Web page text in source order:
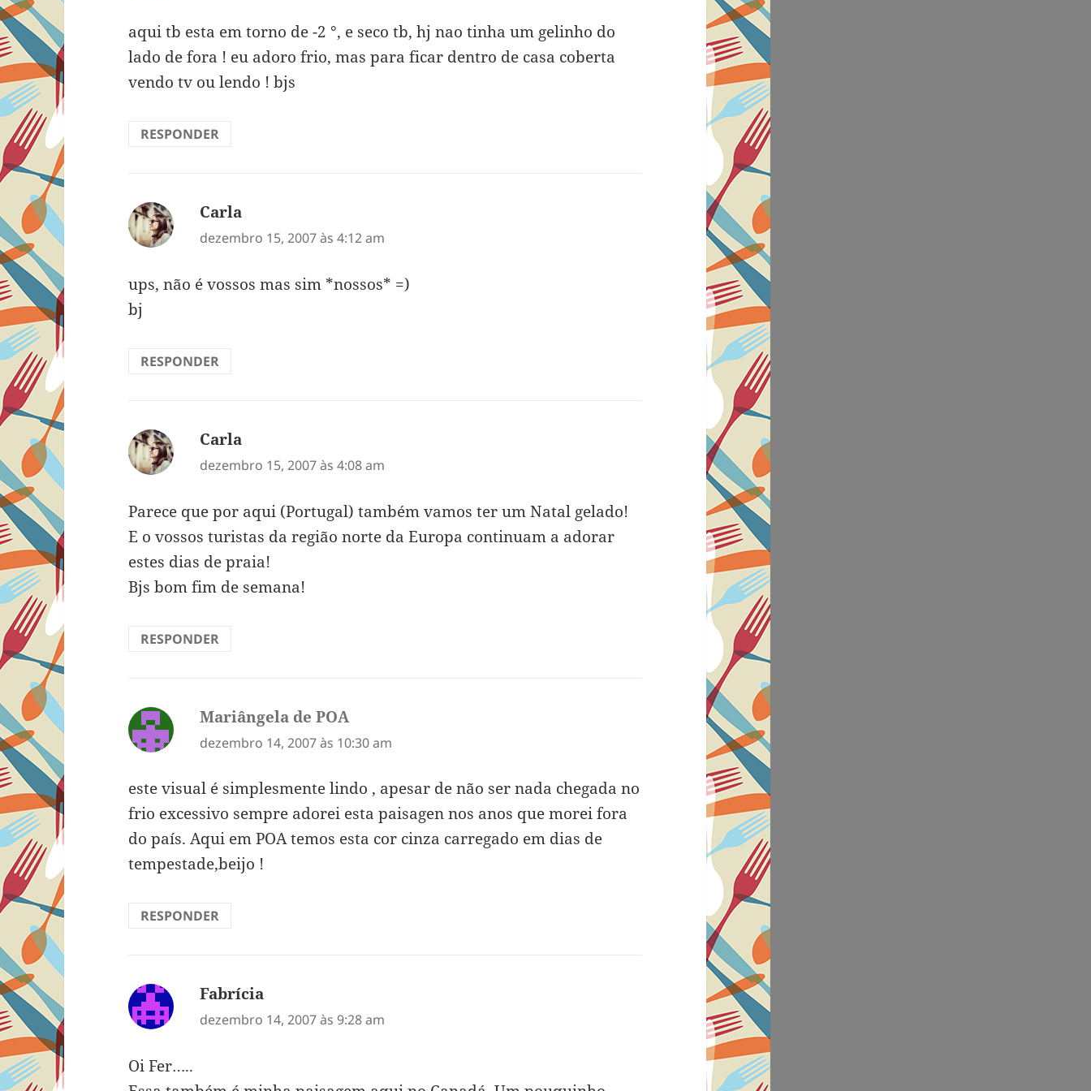
aqui tb esta em torno de -2 °, e seco tb, hj nao tinha um gelinho do
lado de fora ! eu adoro frio, mas para ficar dentro de casa coberta
vendo tv ou lendo ! bjs
RESPONDER
Carla
dezembro 15, 2007 às 4:12 am
ups, não é vossos mas sim *nossos* =)
bj
RESPONDER
Carla
dezembro 15, 2007 às 4:08 am
Parece que por aqui (Portugal) também vamos ter um Natal gelado!
E o vossos turistas da região norte da Europa continuam a adorar
estes dias de praia!
Bjs bom fim de semana!
RESPONDER
Mariângela de POAdisse:
dezembro 14, 2007 às 10:30 am
este visual é simplesmente lindo , apesar de não ser nada chegada no
frio excessivo sempre adorei esta paisagen nos anos que morei fora
do país. Aqui em POA temos esta cor cinza carregado em dias de
tempestade,beijo !
RESPONDER
Fabrícia
dezembro 14, 2007 às 9:28 am
Oi Fer…..